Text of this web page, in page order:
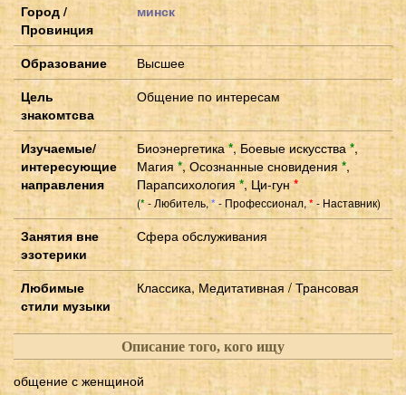
Город /
Провинция
минск
Образование
Высшее
Цель
знакомтсва
Общение по интересам
Изучаемые/
интересующие
направления
Биоэнергетика*,Боевые искусства*,
Магия *,Осознанные сновидения *,
Парапсихология *, Ци-гун *
(*- Любитель,* - Профессионал,*- Наставник)
Занятия вне
эзотерики
Сфера обслуживания
Любимые
стили музыки
Классика, Медитативная / Трансовая
Описание того, кого ищу
общение с женщиной